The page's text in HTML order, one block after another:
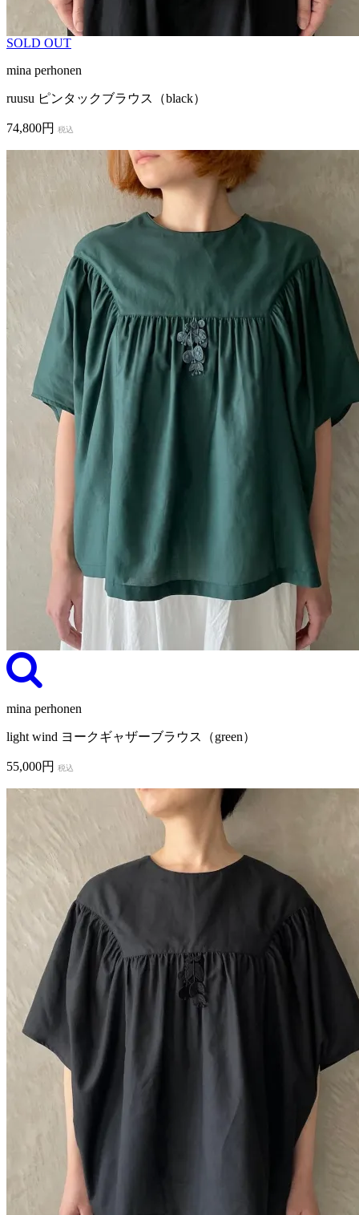
SOLD OUT
mina perhonen
ruusu ピンタックブラウス（black）
74,800円 税込
mina perhonen
light wind ヨークギャザーブラウス（green）
55,000円 税込